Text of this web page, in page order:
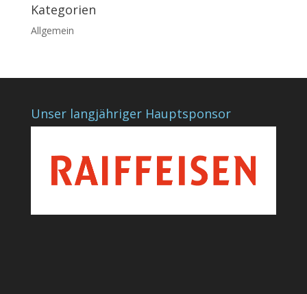
Kategorien
Allgemein
Unser langjähriger Hauptsponsor